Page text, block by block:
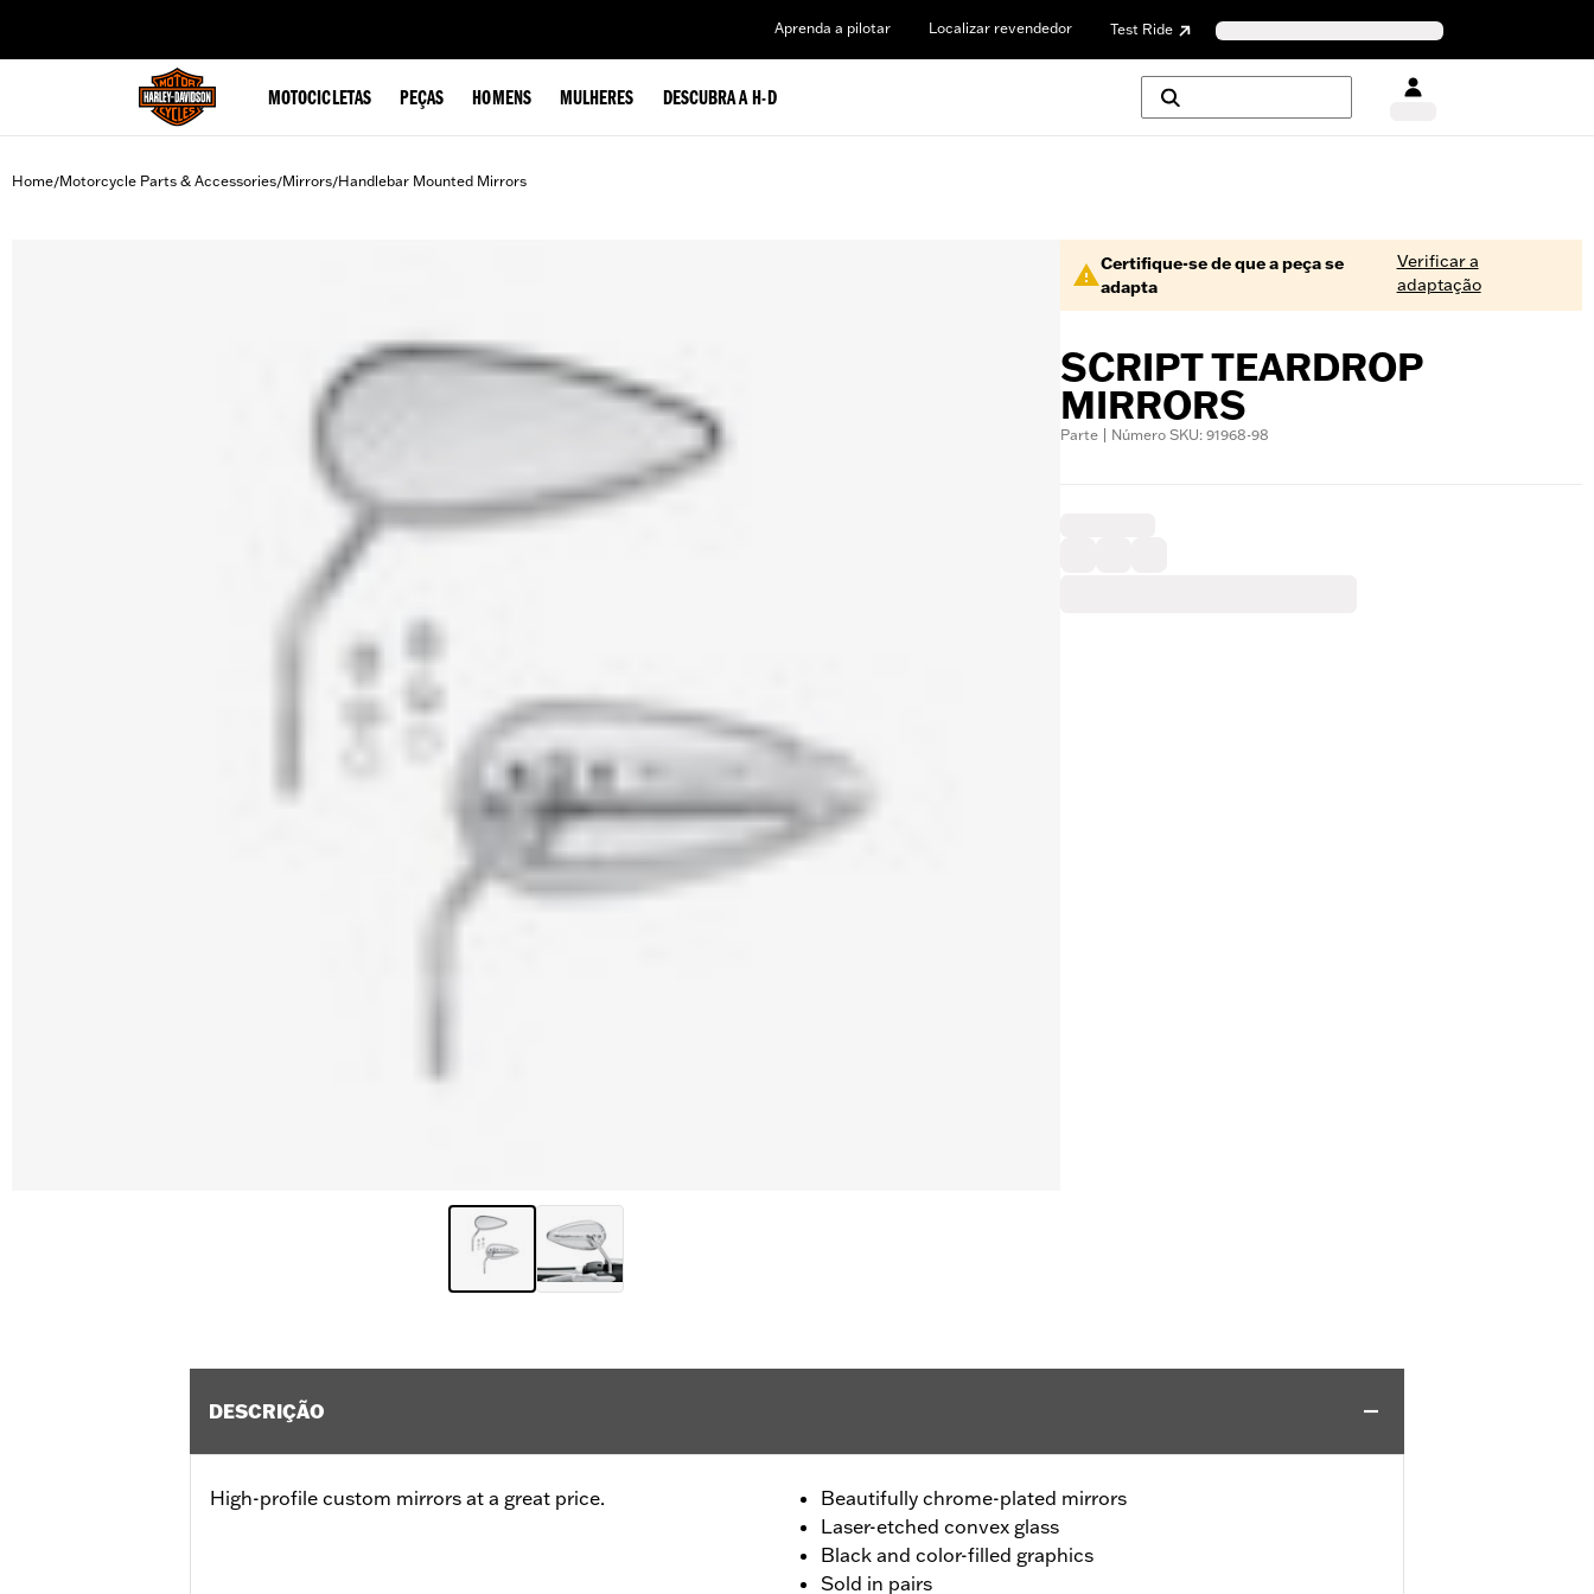
Aprenda a pilotar Localizar revendedor Test Ride
MOTOCICLETAS PEÇAS HOMENS MULHERES DESCUBRA A H-D
Home/Motorcycle Parts & Accessories/Mirrors/Handlebar Mounted Mirrors
Certifique-se de que a peça se
adapta
Verificar a
adaptação
SCRIPT TEARDROP
MIRRORS
Parte | Número SKU: 91968-98
DESCRIÇÃO
High-profile custom mirrors at a great price.
Beautifully chrome-plated mirrors
Laser-etched convex glass
Black and color-filled graphics
Sold in pairs